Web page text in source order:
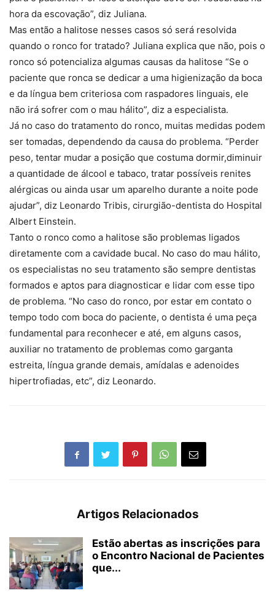
hora da escovação”, diz Juliana.
Mas então a halitose nesses casos só será resolvida
quando o ronco for tratado? Juliana explica que não, pois o
ronco só potencializa algumas causas da halitose “Se o
paciente que ronca se dedicar a uma higienização da boca
e da língua bem criteriosa com raspadores linguais, ele
não irá sofrer com o mau hálito”, diz a especialista.
Já no caso do tratamento do ronco, muitas medidas podem
ser tomadas, dependendo da causa do problema. “Perder
peso, tentar mudar a posição que costuma dormir,diminuir
a quantidade de álcool e tabaco, tratar possíveis renites
alérgicas ou ainda usar um aparelho durante a noite pode
ajudar”, diz Leonardo Tribis, cirurgião-dentista do Hospital
Albert Einstein.
Tanto o ronco como a halitose são problemas ligados
diretamente com a cavidade bucal. No caso do mau hálito,
os especialistas no seu tratamento são sempre dentistas
formados e aptos para diagnosticar e lidar com esse tipo
de problema. “No caso do ronco, por estar em contato o
tempo todo com boca do paciente, o dentista é uma peça
fundamental para reconhecer e até, em alguns casos,
auxiliar no tratamento de problemas como garganta
estreita, língua grande demais, amídalas e adenoides
hipertrofiadas, etc”, diz Leonardo.
Artigos Relacionados
Estão abertas as inscrições para
o Encontro Nacional de Pacientes
que...